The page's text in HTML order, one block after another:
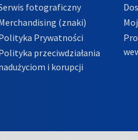
fotograficzny
(znaki)
Prywatności
przeciwdziałania
i korupcji